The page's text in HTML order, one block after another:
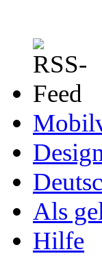
Als
Hilfe